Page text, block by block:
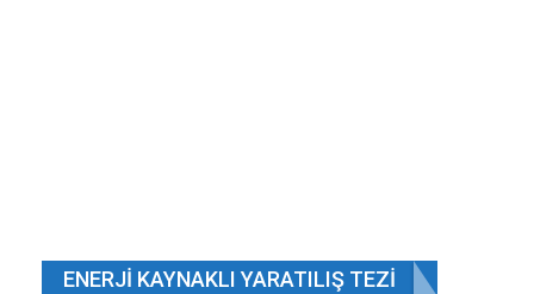
ENERJI KAYNAKLI YARATILIŞ TEZI